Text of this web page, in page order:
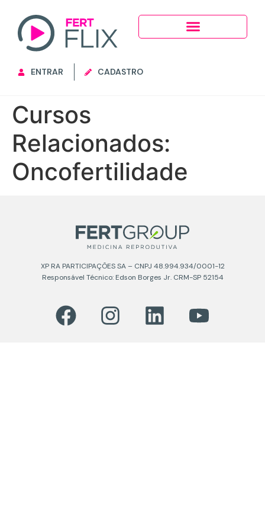
ENTRAR CADASTRO
Cursos
Relacionados:
Oncofertilidade
XP RA PARTICIPAÇÕES SA – CNPJ 48.994.934/0001-12
Responsável Técnico: Edson Borges Jr. CRM-SP 52154